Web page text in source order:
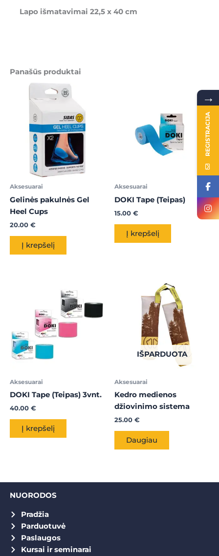
Lapo išmatavimai 22,5 x 40 cm
Panašūs produktai
Aksesuarai
Gelinės pakulnės Gel
Heel Cups
20.00 €
Į krepšelį
Aksesuarai
DOKI Tape (Teipas)
15.00 €
Į krepšelį
Aksesuarai
DOKI Tape (Teipas) 3vnt.
40.00 €
Į krepšelį
IŠPARDUOTA
Aksesuarai
Kedro medienos
džiovinimo sistema
25.00 €
Daugiau
NUORODOS
Pradžia
Parduotuvė
Paslaugos
Kursai ir seminarai
→
REGISTRACIJA